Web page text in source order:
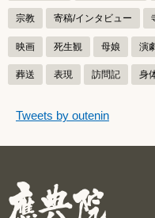
宗教 寄稿/インタビュー
映画 死生観 母娘 演
葬送 表現 訪問記 身
つぶやき
つぶやきをスキップする
Tweets by outenin